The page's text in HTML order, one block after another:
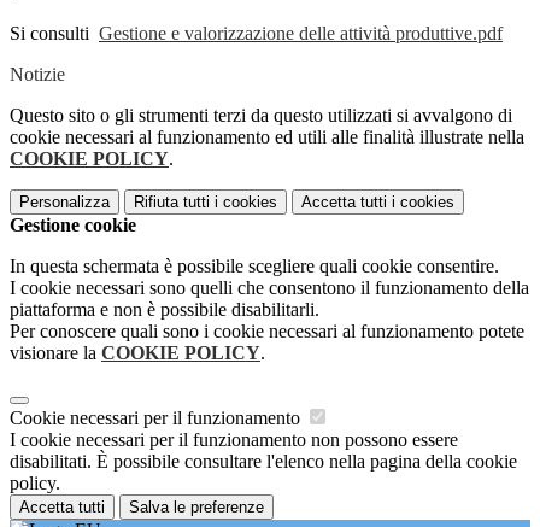
Si consulti Gestione e valorizzazione delle attività produttive.pdf
Notizie
Questo sito o gli strumenti terzi da questo utilizzati si avvalgono di
cookie necessari al funzionamento ed utili alle finalità illustrate nella
COOKIE POLICY.
Personalizza Rifiuta tutti i cookies Accetta tutti i cookies
Gestione cookie
In questa schermata è possibile scegliere quali cookie consentire.
I cookie necessari sono quelli che consentono il funzionamento della
piattaforma e non è possibile disabilitarli.
Per conoscere quali sono i cookie necessari al funzionamento potete
visionare la COOKIE POLICY.
Cookie necessari per il funzionamento
I cookie necessari per il funzionamento non possono essere
disabilitati. È possibile consultare l'elenco nella pagina della cookie
policy.
Accetta tutti Salva le preferenze